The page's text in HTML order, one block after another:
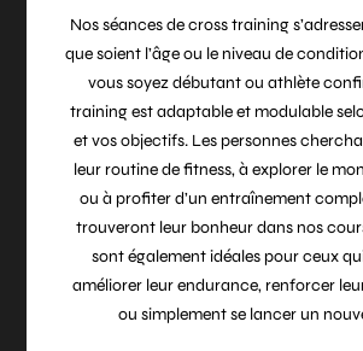
Nos séances de cross training
que soient l’âge ou le niveau de
vous soyez débutant ou athlète
training est adaptable et modulable
et vos objectifs. Les personnes
leur routine de fitness, à explorer le
ou à profiter d’un entraînement
trouveront leur bonheur dans nos
sont également idéales pour ceux
améliorer leur endurance, renforcer
ou simplement se lancer un